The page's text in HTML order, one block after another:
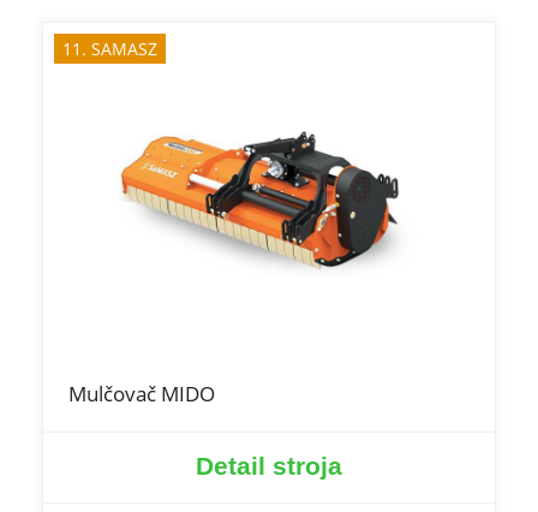
11. SAMASZ
Mulčovač MIDO
Detail stroja